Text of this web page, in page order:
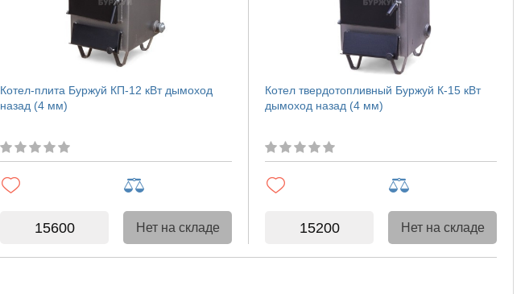
Котел-плита Буржуй КП-12 кВт дымоход
назад (4 мм)
15600 Нет на складе
Котел твердотопливный Буржуй К-15 кВт
дымоход назад (4 мм)
15200 Нет на складе